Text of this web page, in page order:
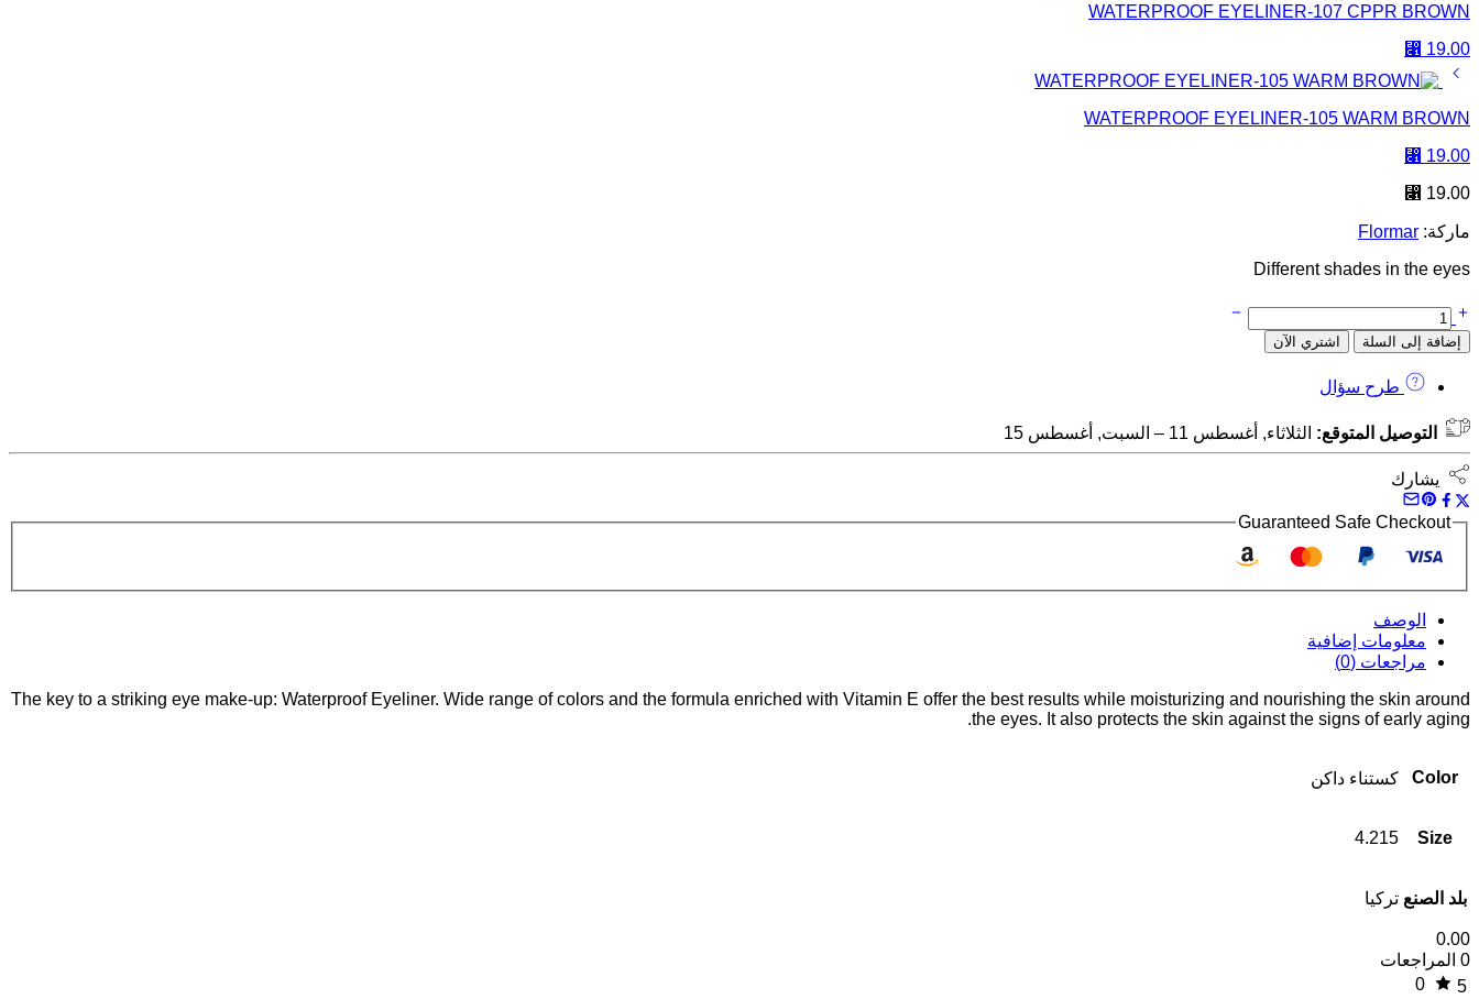
WATERPROOF EYELINER-107 CPPR BROWN
⃁ 19.00
WATERPROOF EYELINER-105 WARM BROWN
⃁ 19.00
⃁ 19.00
ماركة: Flormar
Different shades in the eyes
إضافة إلى السلة اشتري الآن
طرح سؤال
التوصيل المتوقع: الثلاثاء, أغسطس 11 – السبت, أغسطس 15
يشارك
Guaranteed Safe Checkout
الوصف
معلومات إضافية
مراجعات (0)
The key to a striking eye make-up: Waterproof Eyeliner. Wide range of colors and the formula enriched with Vitamin E offer the best results while moisturizing and nourishing the skin around
the eyes. It also protects the skin against the signs of early aging.
Color كستناء داكن
Size
4.215
بلد الصنع تركيا
0.00
0 المراجعات
5
0